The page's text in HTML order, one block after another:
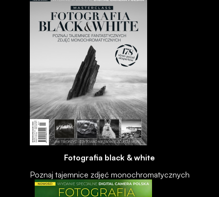
Fotografia black & white
Poznaj tajemnice zdjęć monochromatycznych